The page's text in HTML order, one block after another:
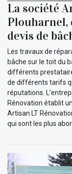
La société
Plouharnel,
devis de
Les travaux de
bâche sur le toit du
différents
de différents tarifs
réputations.
Rénovation établit
Artisan LT
qui sont les plus